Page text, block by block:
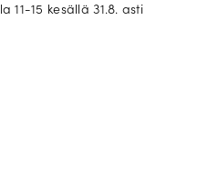
la 11-15 kesällä 31.8. asti